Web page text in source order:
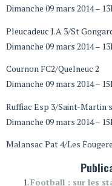
Dimanche 09 mars 2014 –
Pleucadeuc J.A 3/St
Dimanche 09 mars 2014 –
Cournon FC2/Quelneuc 2
Dimanche 09 mars 2014 –
Ruffiac Esp 3/Saint-Martin
Dimanche 09 mars 2014 –
Malansac Pat 4/Les
Football : sur les